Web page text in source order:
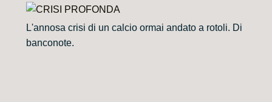
L'annosa crisi di un calcio ormai andato a rotoli. Di
banconote.